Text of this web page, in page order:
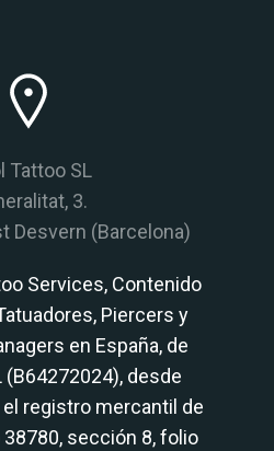
Tattoo SL
3.
Desvern (Barcelona)
Services, Contenido
Piercers y
en España, de
(B64272024), desde
registro mercantil de
sección 8, folio